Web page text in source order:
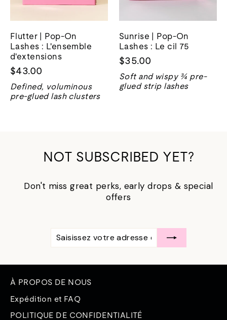
Flutter | Pop-On
Lashes : L'ensemble
d'extensions
$43.00
Defined, voluminous
pre-glued lash clusters
Sunrise | Pop-On
Lashes : Le cil 75
$35.00
Soft and wispy ¾ pre-
glued strip lashes
NOT SUBSCRIBED YET?
Don't miss great perks, early drops & special
offers
SAISISSEZ
VOTRE
ADRESSE
S'ABONNER
À PROPOS DE NOUS
Expédition et FAQ
POLITIQUE DE CONFIDENTIALITÉ